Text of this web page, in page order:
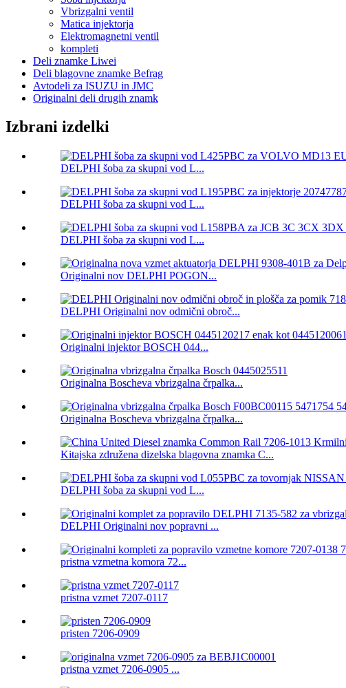
Vbrizgalni ventil
Matica injektorja
Elektromagnetni ventil
kompleti
Deli znamke Liwei
Deli blagovne znamke Befrag
Avtodeli za ISUZU in JMC
Originalni deli drugih znamk
Izbrani izdelki
DELPHI šoba za skupni vod L...
DELPHI šoba za skupni vod L...
DELPHI šoba za skupni vod L...
Originalni nov DELPHI POGON...
DELPHI Originalni nov odmični obroč...
Originalni injektor BOSCH 044...
Originalna Boscheva vbrizgalna črpalka...
Originalna Boscheva vbrizgalna črpalka...
Kitajska združena dizelska blagovna znamka C...
DELPHI šoba za skupni vod L...
DELPHI Originalni nov popravni ...
pristna vzmetna komora 72...
pristna vzmet 7207-0117
pristen 7206-0909
pristna vzmet 7206-0905 ...